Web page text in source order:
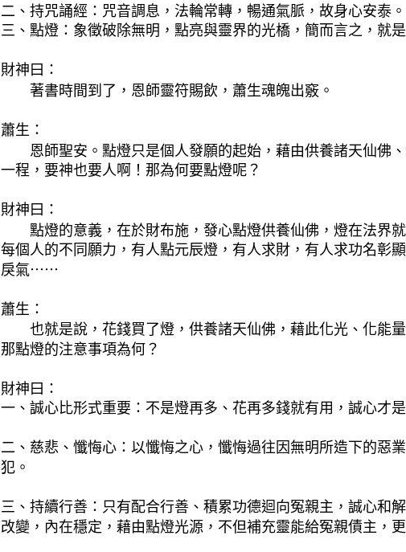
二、持咒誦經：咒音調息，法輪常轉，暢通氣脈，故身心安泰。
三、點燈：象徵破除無明，點亮與靈界的光橋，簡而言之，就
財神曰：
著書時間到了，恩師靈符賜飲，蕭生魂魄出竅。
蕭生：
恩師聖安。點燈只是個人發願的起始，藉由供養諸天仙佛
一程，要神也要人啊！那為何要點燈呢？
財神曰：
點燈的意義，在於財布施，發心點燈供養仙佛，燈在法界
每個人的不同願力，有人點元辰燈，有人求財，有人求功名彰
戾氣⋯⋯
蕭生：
也就是說，花錢買了燈，供養諸天仙佛，藉此化光、化能
那點燈的注意事項為何？
財神曰：
一、誠心比形式重要：不是燈再多、花再多錢就有用，誠心才是
二、慈悲、懺悔心：以懺悔之心，懺悔過往因無明所造下的惡
犯。
三、持續行善：只有配合行善、積累功德迴向冤親主，誠心和
改變，內在穩定，藉由點燈光源，不但補充靈能給冤親債主，